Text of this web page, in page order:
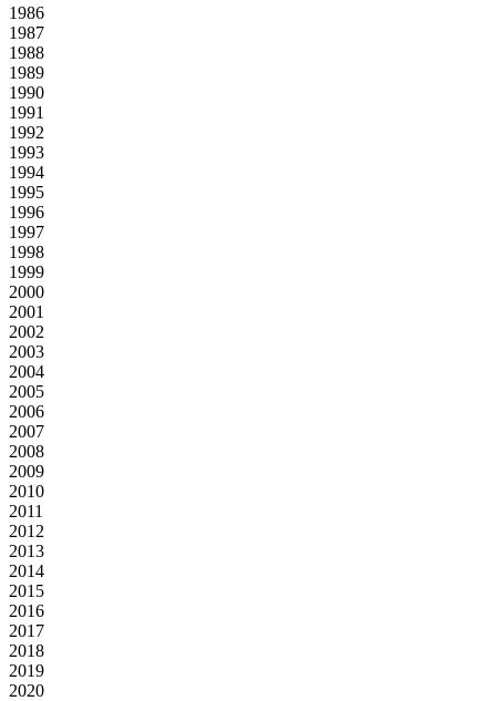
1986
1987
1988
1989
1990
1991
1992
1993
1994
1995
1996
1997
1998
1999
2000
2001
2002
2003
2004
2005
2006
2007
2008
2009
2010
2011
2012
2013
2014
2015
2016
2017
2018
2019
2020